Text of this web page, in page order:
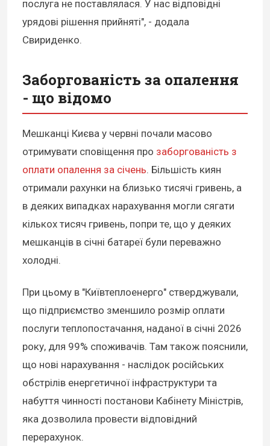
послуга не поставлялася. У нас відповідні
урядові рішення прийняті", - додала
Свириденко.
Заборгованість за опалення
- що відомо
Мешканці Києва у червні почали масово
отримувати сповіщення про заборгованість з
оплати опалення за січень. Більшість киян
отримали рахунки на близько тисячі гривень, а
в деяких випадках нарахування могли сягати
кількох тисяч гривень, попри те, що у деяких
мешканців в січні батареї були переважно
холодні.
При цьому в "Київтеплоенерго" стверджували,
що підприємство зменшило розмір оплати
послуги теплопостачання, наданої в січні 2026
року, для 99% споживачів. Там також пояснили,
що нові нарахування - наслідок російських
обстрілів енергетичної інфраструктури та
набуття чинності постанови Кабінету Міністрів,
яка дозволила провести відповідний
перерахунок.